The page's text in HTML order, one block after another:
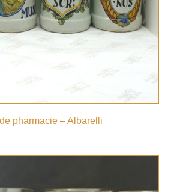
pharmacie – Albarelli